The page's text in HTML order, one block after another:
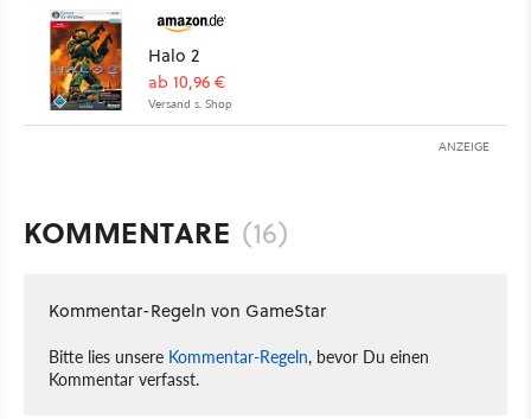
Halo 2
ab 10,96 €
Versand s. Shop
ANZEIGE
KOMMENTARE (16)
Kommentar-Regeln von GameStar
Bitte lies unsere Kommentar-Regeln, bevor Du einen
Kommentar verfasst.